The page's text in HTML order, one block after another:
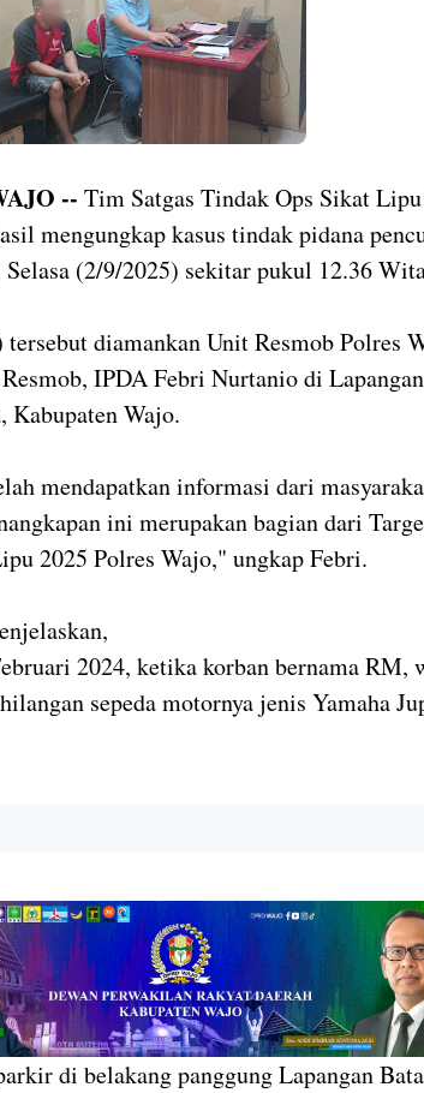
-- Tim Satgas Tindak Ops Sikat
mengungkap kasus tindak pidana
(2/9/2025) sekitar pukul 12.36
diamankan Unit Resmob Polres
IPDA Febri Nurtanio di Lapangan
Kabupaten Wajo.
mendapatkan informasi dari
ini merupakan bagian dari
2025 Polres Wajo," ungkap Febri.
2024, ketika korban bernama RM,
sepeda motornya jenis Yamaha
di belakang panggung Lapangan